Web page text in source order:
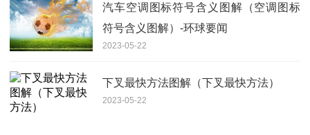
汽车空调图标符号含义图解（空调图标
符号含义图解）-环球要闻
2023-05-22
下叉最快方法图解（下叉最快方法）
2023-05-22